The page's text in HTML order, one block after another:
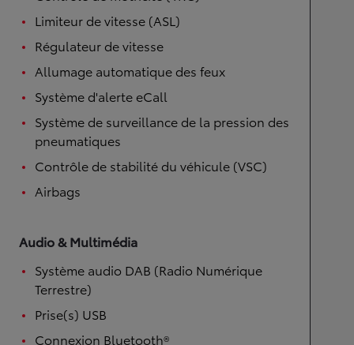
Limiteur de vitesse (ASL)
Régulateur de vitesse
Allumage automatique des feux
Système d'alerte eCall
Système de surveillance de la pression des
pneumatiques
Contrôle de stabilité du véhicule (VSC)
Airbags
Audio & Multimédia
Système audio DAB (Radio Numérique
Terrestre)
Prise(s) USB
Connexion Bluetooth®